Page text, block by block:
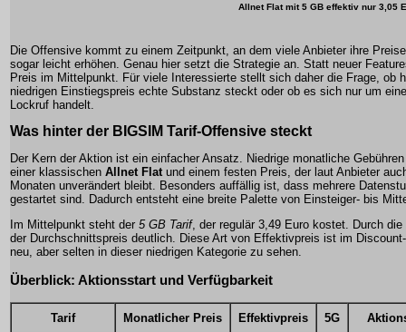
Allnet Flat mit 5 GB effektiv nur 3,05
Die Offensive kommt zu einem Zeitpunkt, an dem viele Anbieter ihre
sogar leicht erhöhen. Genau hier setzt die Strategie an. Statt neuer
Preis im Mittelpunkt. Für viele Interessierte stellt sich daher die Frage, ob
niedrigen Einstiegspreis echte Substanz steckt oder ob es sich nur um
Lockruf handelt.
Was hinter der BIGSIM Tarif-Offensive steckt
Der Kern der Aktion ist ein einfacher Ansatz. Niedrige monatliche
einer klassischen Allnet Flatund einem festen Preis, der laut Anbieter
Monaten unverändert bleibt. Besonders auffällig ist, dass mehrere
gestartet sind. Dadurch entsteht eine breite Palette von Einsteiger- bis
Im Mittelpunkt steht der 5 GB Tarif, der regulär 3,49 Euro kostet. Durch
der Durchschnittspreis deutlich. Diese Art von Effektivpreis ist im
neu, aber selten in dieser niedrigen Kategorie zu sehen.
Überblick: Aktionsstart und Verfügbarkeit
Tarif Monatlicher Preis Effektivpreis 5G